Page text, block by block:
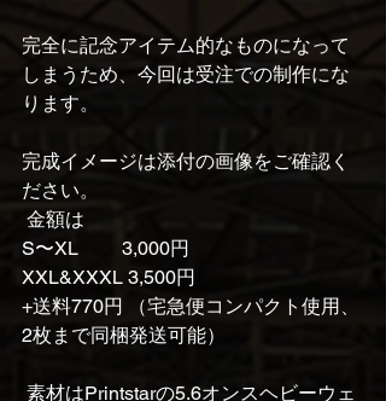
完全に記念アイテム的なものになって
しまうため、今回は受注での制作にな
ります。
完成イメージは添付の画像をご確認く
ださい。
金額は
S〜XL　　 3,000円
XXL&XXXL 3,500円
+送料770円 （宅急便コンパクト使用、
2枚まで同梱発送可能）